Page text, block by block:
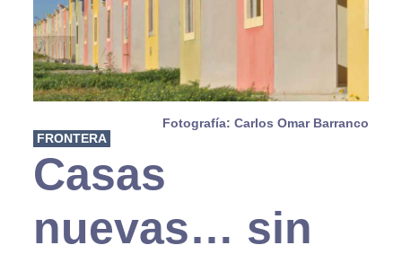
Fotografía: Carlos Omar Barranco
FRONTERA
Casas
nuevas… sin